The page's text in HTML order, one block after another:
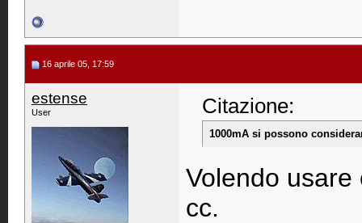
16 aprile 05, 17:59
estense
User Citazione:
1000mA si possono
Volendo
cc.